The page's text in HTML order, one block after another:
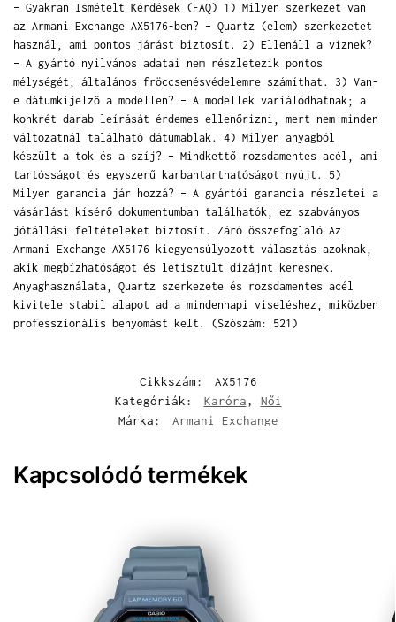
– Gyakran Ismételt Kérdések (FAQ) 1) Milyen szerkezet van
az Armani Exchange AX5176-ben? – Quartz (elem) szerkezetet
használ, ami pontos járást biztosít. 2) Ellenáll a víznek?
– A gyártó nyilvános adatai nem részletezik pontos
mélységét; általános fröccsenésvédelemre számíthat. 3) Van-
e dátumkijelző a modellen? – A modellek variálódhatnak; a
konkrét darab leírását érdemes ellenőrizni, mert nem minden
változatnál található dátumablak. 4) Milyen anyagból
készült a tok és a szíj? – Mindkettő rozsdamentes acél, ami
tartósságot és egyszerű karbantarthatóságot nyújt. 5)
Milyen garancia jár hozzá? – A gyártói garancia részletei a
vásárlást kísérő dokumentumban találhatók; ez szabványos
jótállási feltételeket biztosít. Záró összefoglaló Az
Armani Exchange AX5176 kiegyensúlyozott választás azoknak,
akik megbízhatóságot és letisztult dizájnt keresnek.
Anyaghasználata, Quartz szerkezete és rozsdamentes acél
kivitele stabil alapot ad a mindennapi viseléshez, miközben
professzionális benyomást kelt. (Szószám: 521)
Cikkszám:
AX5176
Kategóriák:
Karóra, Női
Márka:
Armani Exchange
Kapcsolódó termékek